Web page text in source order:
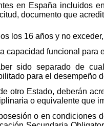
en España incluidos
documento que
los 16 años y no
funcional para
sido separado de
para el desempeño
otro Estado, deberán
o equivalente que
o en condiciones